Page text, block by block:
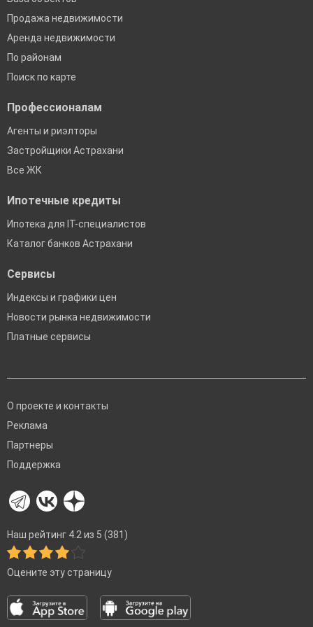
Продажа недвижимости
Аренда недвижимости
По районам
Поиск по карте
Профессионалам
Агенты и риэлторы
Застройщики Астрахани
Все ЖК
Ипотечные кредиты
Ипотека для IT-специалистов
Каталог банков Астрахани
Сервисы
Индексы и графики цен
Новости рынка недвижимости
Платные сервисы
О проекте и контакты
Реклама
Партнеры
Поддержка
Наш рейтинг 4.2 из 5 (381)
Оцените эту страницу